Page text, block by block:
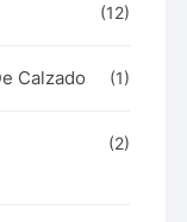
(12)
Calzado (1)
(2)